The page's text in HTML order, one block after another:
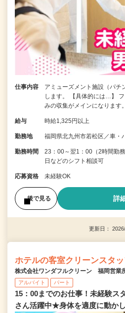
仕事内容
アミューズメント施設（パチ
します。 【具体的には…】
みの収集がメインになります
給与 時給1,325円以上
勤務地 福岡県北九州市若松区／車・
勤務時間
23：00～翌1：00（2時間勤
日などのシフト相談可
応募資格 未経験OK
後で見る 詳
更新日：
ホテルの客室クリーンスタ
株式会社ワンダフルクリーン 福岡営業
アルバイト パート
15：00までのお仕事！未経験ス
さん活躍中★身体を適度に動か